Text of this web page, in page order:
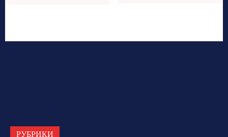
РУБРИКИ